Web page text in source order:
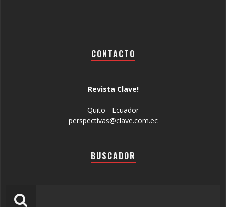
CONTACTO
Revista Clave!
Quito - Ecuador
perspectivas@clave.com.ec
BUSCADOR